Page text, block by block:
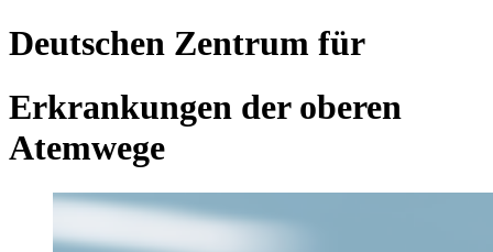
Deutschen Zentrum für
Erkrankungen der oberen
Atemwege